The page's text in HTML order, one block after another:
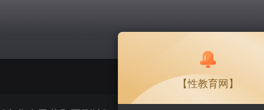
【性教育网】